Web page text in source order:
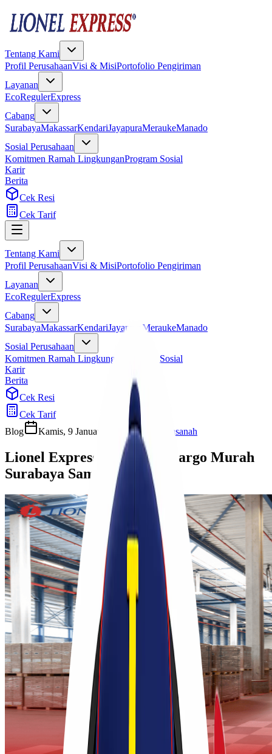
Tentang Kami
Profil PerusahaanVisi & MisiPortofolio Pengiriman
Layanan
EcoRegulerExpress
Cabang
SurabayaMakassarKendariJayapuraMeraukeManado
Sosial Perusahaan
Komitmen Ramah LingkunganProgram Sosial
Karir
Berita
Cek Resi
Cek Tarif
Tentang Kami
Profil PerusahaanVisi & MisiPortofolio Pengiriman
Layanan
EcoRegulerExpress
Cabang
SurabayaMakassarKendariJayapura MeraukeManado
Sosial Perusahaan
Komitmen Ramah Lingkungan
Program Sosial
Karir
Berita
Cek Resi
Cek Tarif
Blog
Kamis, 9 Januari 2025 Ulfi Khasanah
Lionel Express, Ekspedisi Cargo Murah
Surabaya Samarinda!